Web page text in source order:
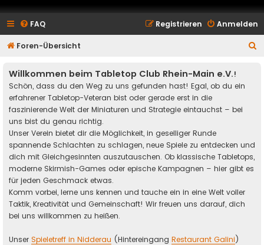
FAQ Anmelden
Registrieren
Foren-Übersicht
Willkommen beim Tabletop Club Rhein-Main e.V.!
Schön, dass du den Weg zu uns gefunden hast! Egal, ob du ein
erfahrener Tabletop-Veteran bist oder gerade erst in die
faszinierende Welt der Miniaturen und Strategie eintauchst – bei
uns bist du genau richtig.
Unser Verein bietet dir die Möglichkeit, in geselliger Runde
spannende Schlachten zu schlagen, neue Spiele zu entdecken und
dich mit Gleichgesinnten auszutauschen. Ob klassische Tabletops,
moderne Skirmish-Games oder epische Kampagnen – hier gibt es
für jeden Geschmack etwas.
Komm vorbei, lerne uns kennen und tauche ein in eine Welt voller
Taktik, Kreativität und Gemeinschaft! Wir freuen uns darauf, dich
bei uns willkommen zu heißen.
Unser Spieletreff in Nidderau (Hintereingang Restaurant Galini)